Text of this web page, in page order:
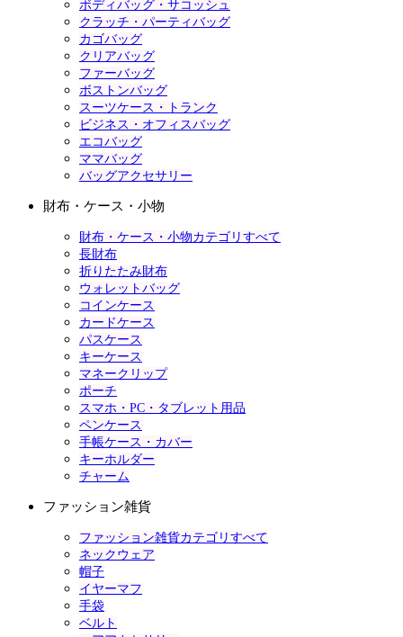
ボディバッグ・サコッシュ
クラッチ・パーティバッグ
カゴバッグ
クリアバッグ
ファーバッグ
ボストンバッグ
スーツケース・トランク
ビジネス・オフィスバッグ
エコバッグ
ママバッグ
バッグアクセサリー
財布・ケース・小物
財布・ケース・小物カテゴリすべて
長財布
折りたたみ財布
ウォレットバッグ
コインケース
カードケース
パスケース
キーケース
マネークリップ
ポーチ
スマホ・PC・タブレット用品
ペンケース
手帳ケース・カバー
キーホルダー
チャーム
ファッション雑貨
ファッション雑貨カテゴリすべて
ネックウェア
帽子
イヤーマフ
手袋
ベルト